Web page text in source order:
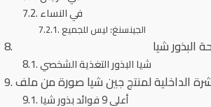
في النساء
الجينسنغ: ليس للجميع
البذور شيا
شيا البذور التغذية الشخصي
أعلى 9 فوائد بذور شيا